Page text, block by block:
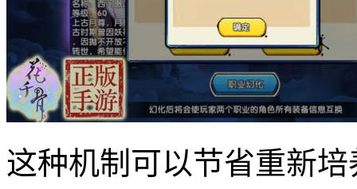
这种机制可以节省重新